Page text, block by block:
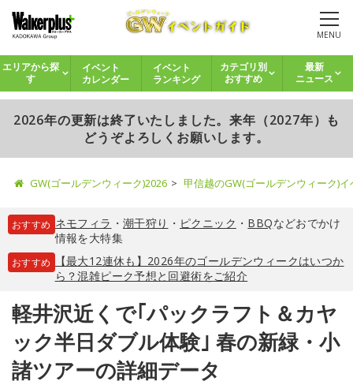
MENU
エリアから探
す
イベント
カレンダー
イベント
ランキング
カテゴリ別
おすすめ
最新
ニュース
2026年の更新は終了いたしました。来年（2027年）も
どうぞよろしくお願いします。
GW(ゴールデンウィーク)2026 甲信越のGW(ゴールデンウィーク)
おすすめ ネモフィラ ・ 潮干狩り ・ ピクニック ・ BBQなどおでかけ
情報を大特集
おすすめ
【最大12連休も】2026年のゴールデンウィークはいつか
ら？混雑ピーク予想と回避術をご紹介
軽井沢近くで｢パックラフト＆カヤ
ック半日ダブル体験｣ 春の新緑・小
諸ツアーの詳細データ